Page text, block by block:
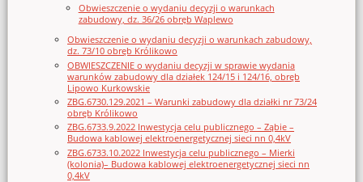
Obwieszczenie o wydaniu decyzji o warunkach
zabudowy, dz. 36/26 obręb Waplewo
Obwieszczenie o wydaniu decyzji o warunkach zabudowy,
dz. 73/10 obręb Królikowo
OBWIESZCZENIE o wydaniu decyzji w sprawie wydania
warunków zabudowy dla działek 124/15 i 124/16, obręb
Lipowo Kurkowskie
ZBG.6730.129.2021 – Warunki zabudowy dla działki nr 73/24
obręb Królikowo
ZBG.6733.9.2022 Inwestycja celu publicznego – Ząbie –
Budowa kablowej elektroenergetycznej sieci nn 0,4kV
ZBG.6733.10.2022 Inwestycja celu publicznego – Mierki
(kolonia)– Budowa kablowej elektroenergetycznej sieci nn
0,4kV